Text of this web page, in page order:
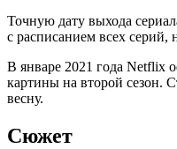
Точную дату выхода
с расписанием всех серий,
В январе 2021 года Netflix
картины на второй сезон.
весну.
Сюжет